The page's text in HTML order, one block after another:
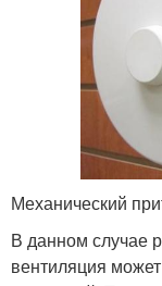
Механический
В данном случае
вентиляция